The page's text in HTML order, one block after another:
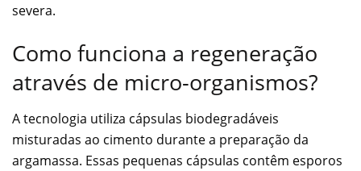
severa.
Como funciona a regeneração
através de micro-organismos?
A tecnologia utiliza cápsulas biodegradáveis
misturadas ao cimento durante a preparação da
argamassa. Essas pequenas cápsulas contêm esporos